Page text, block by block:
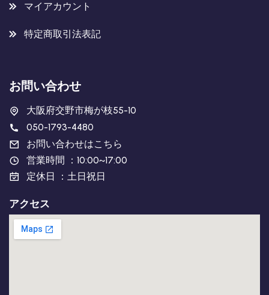
マイアカウント
特定商取引法表記
お問い合わせ
大阪府交野市梅が枝55-10
050-1793-4480
お問い合わせはこちら
営業時間 ：10:00~17:00
定休日 ：土日祝日
アクセス